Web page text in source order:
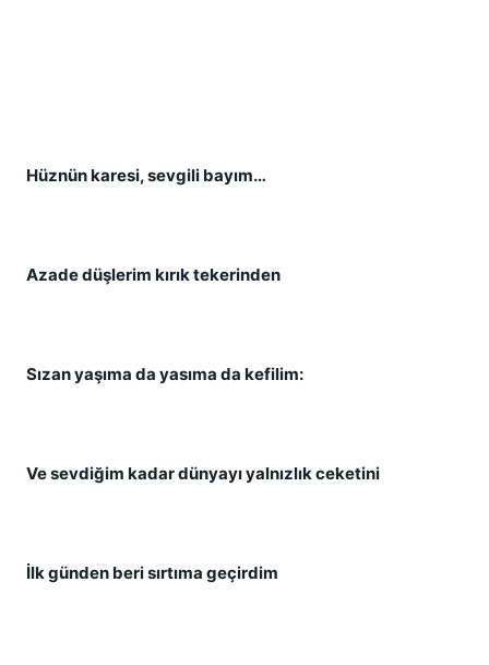
Hüznün karesi, sevgili bayım…
Azade düşlerim kırık tekerinden
Sızan yaşıma da yasıma da kefilim:
Ve sevdiğim kadar dünyayı yalnızlık ceketini
İlk günden beri sırtıma geçirdim